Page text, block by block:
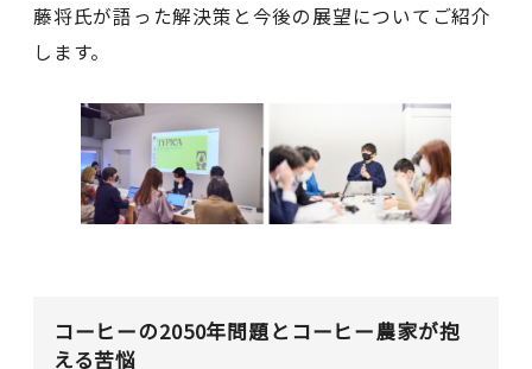
藤将氏が語った解決策と今後の展望についてご紹介
します。
コーヒーの2050年問題とコーヒー農家が抱
える苦悩